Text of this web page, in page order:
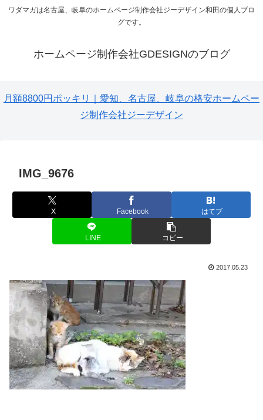
ワダマガは名古屋、岐阜のホームページ制作会社ジーデザイン和田の個人ブロ
グです。
ホームページ制作会社GDESIGNのブログ
月額8800円ポッキリ｜愛知、名古屋、岐阜の格安ホームペー
ジ制作会社ジーデザイン
IMG_9676
X Facebook はてブ
LINE コピー
2017.05.23